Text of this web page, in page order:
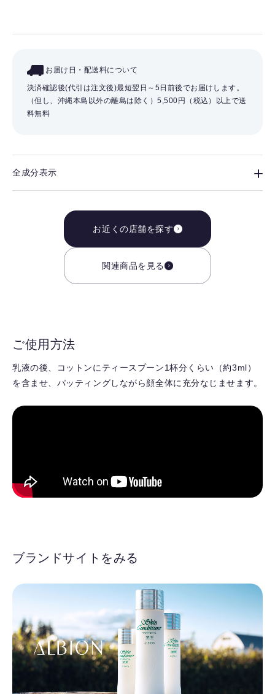
お届け日・配送料について
決済確認後(代引は注文後)最短翌日～5日前後でお届けします。
（但し、沖縄本島以外の離島は除く）5,500円（税込）以上で送
料無料
全成分表示
お近くの店舗を探す
関連商品を見る
ご使用方法
乳液の後、コットンにティースプーン1杯分くらい（約3ml）
を含ませ、パッティングしながら顔全体に充分なじませます。
ブランドサイトをみる